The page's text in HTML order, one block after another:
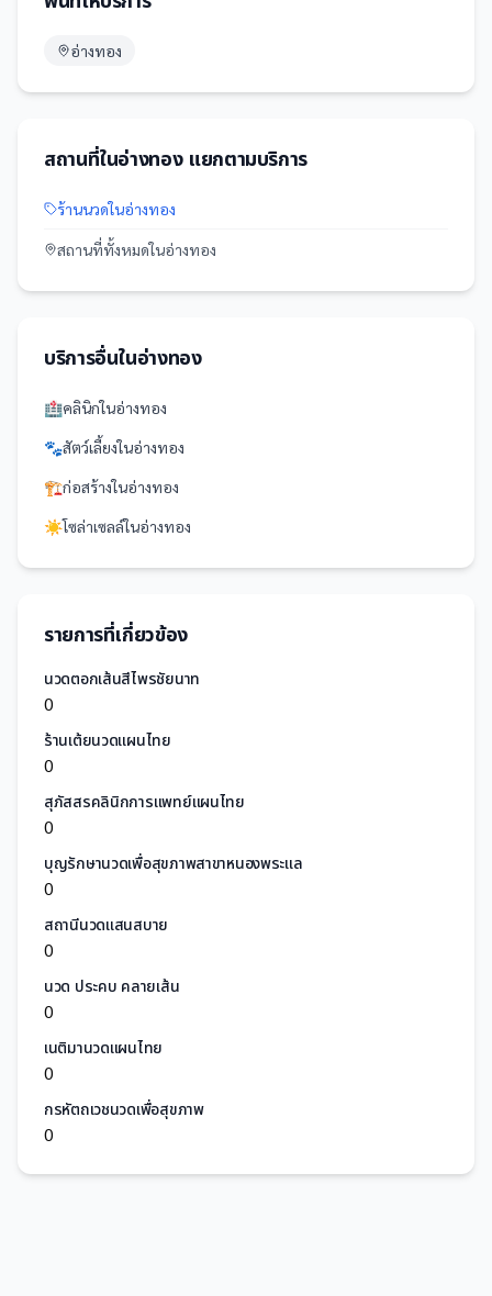
อ่างทอง
สถานที่ในอ่างทองแยกตามบริการ
ร้านนวดในอ่างทอง
สถานที่ทั้งหมดในอ่างทอง
บริการอื่นในอ่างทอง
🏥คลินิกในอ่างทอง
🐾สัตว์เลี้ยงในอ่างทอง
🏗️ก่อสร้างในอ่างทอง
☀️โซล่าเซลล์ในอ่างทอง
รายการที่เกี่ยวข้อง
นวดตอกเส้นสีไพรชัยนาท
0
ร้านเต้ยนวดแผนไทย
0
สุภัสสรคลินิกการแพทย์แผนไทย
0
บุญรักษานวดเพื่อสุขภาพสาขาหนองพระแล
0
สถานีนวดแสนสบาย
0
นวด ประคบ คลายเส้น
0
เนติมานวดแผนไทย
0
กรหัตถเวชนวดเพื่อสุขภาพ
0